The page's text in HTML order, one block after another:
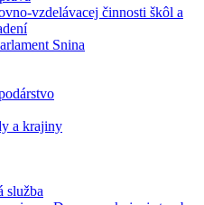
vzdelávacej činnosti škôl a
Snina
a krajiny
služba